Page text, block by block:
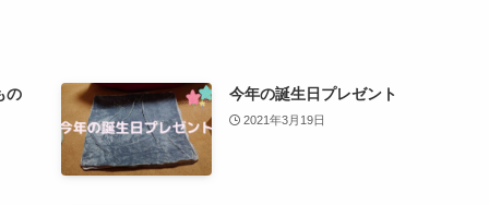
の 今年の誕生日プレゼント
2021年3月19日